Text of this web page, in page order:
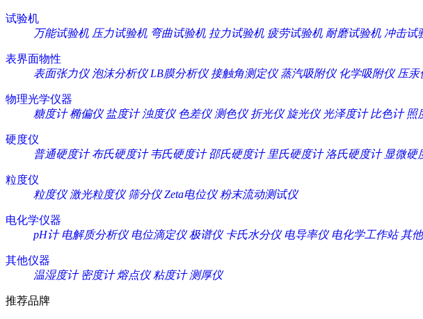
试验机
万能试验机 压力试验机 弯曲试验机 拉力试验机 疲劳试验机 耐磨试验机 冲击试
表界面物性
表面张力仪 泡沫分析仪 LB膜分析仪 接触角测定仪 蒸汽吸附仪 化学吸附仪 压汞
物理光学仪器
糖度计 椭偏仪 盐度计 浊度仪 色差仪 测色仪 折光仪 旋光仪 光泽度计 比色计 照
硬度仪
普通硬度计 布氏硬度计 韦氏硬度计 邵氏硬度计 里氏硬度计 洛氏硬度计 显微硬
粒度仪
粒度仪 激光粒度仪 筛分仪 Zeta电位仪 粉末流动测试仪
电化学仪器
pH计 电解质分析仪 电位滴定仪 极谱仪 卡氏水分仪 电导率仪 电化学工作站 其
其他仪器
温湿度计 密度计 熔点仪 粘度计 测厚仪
推荐品牌